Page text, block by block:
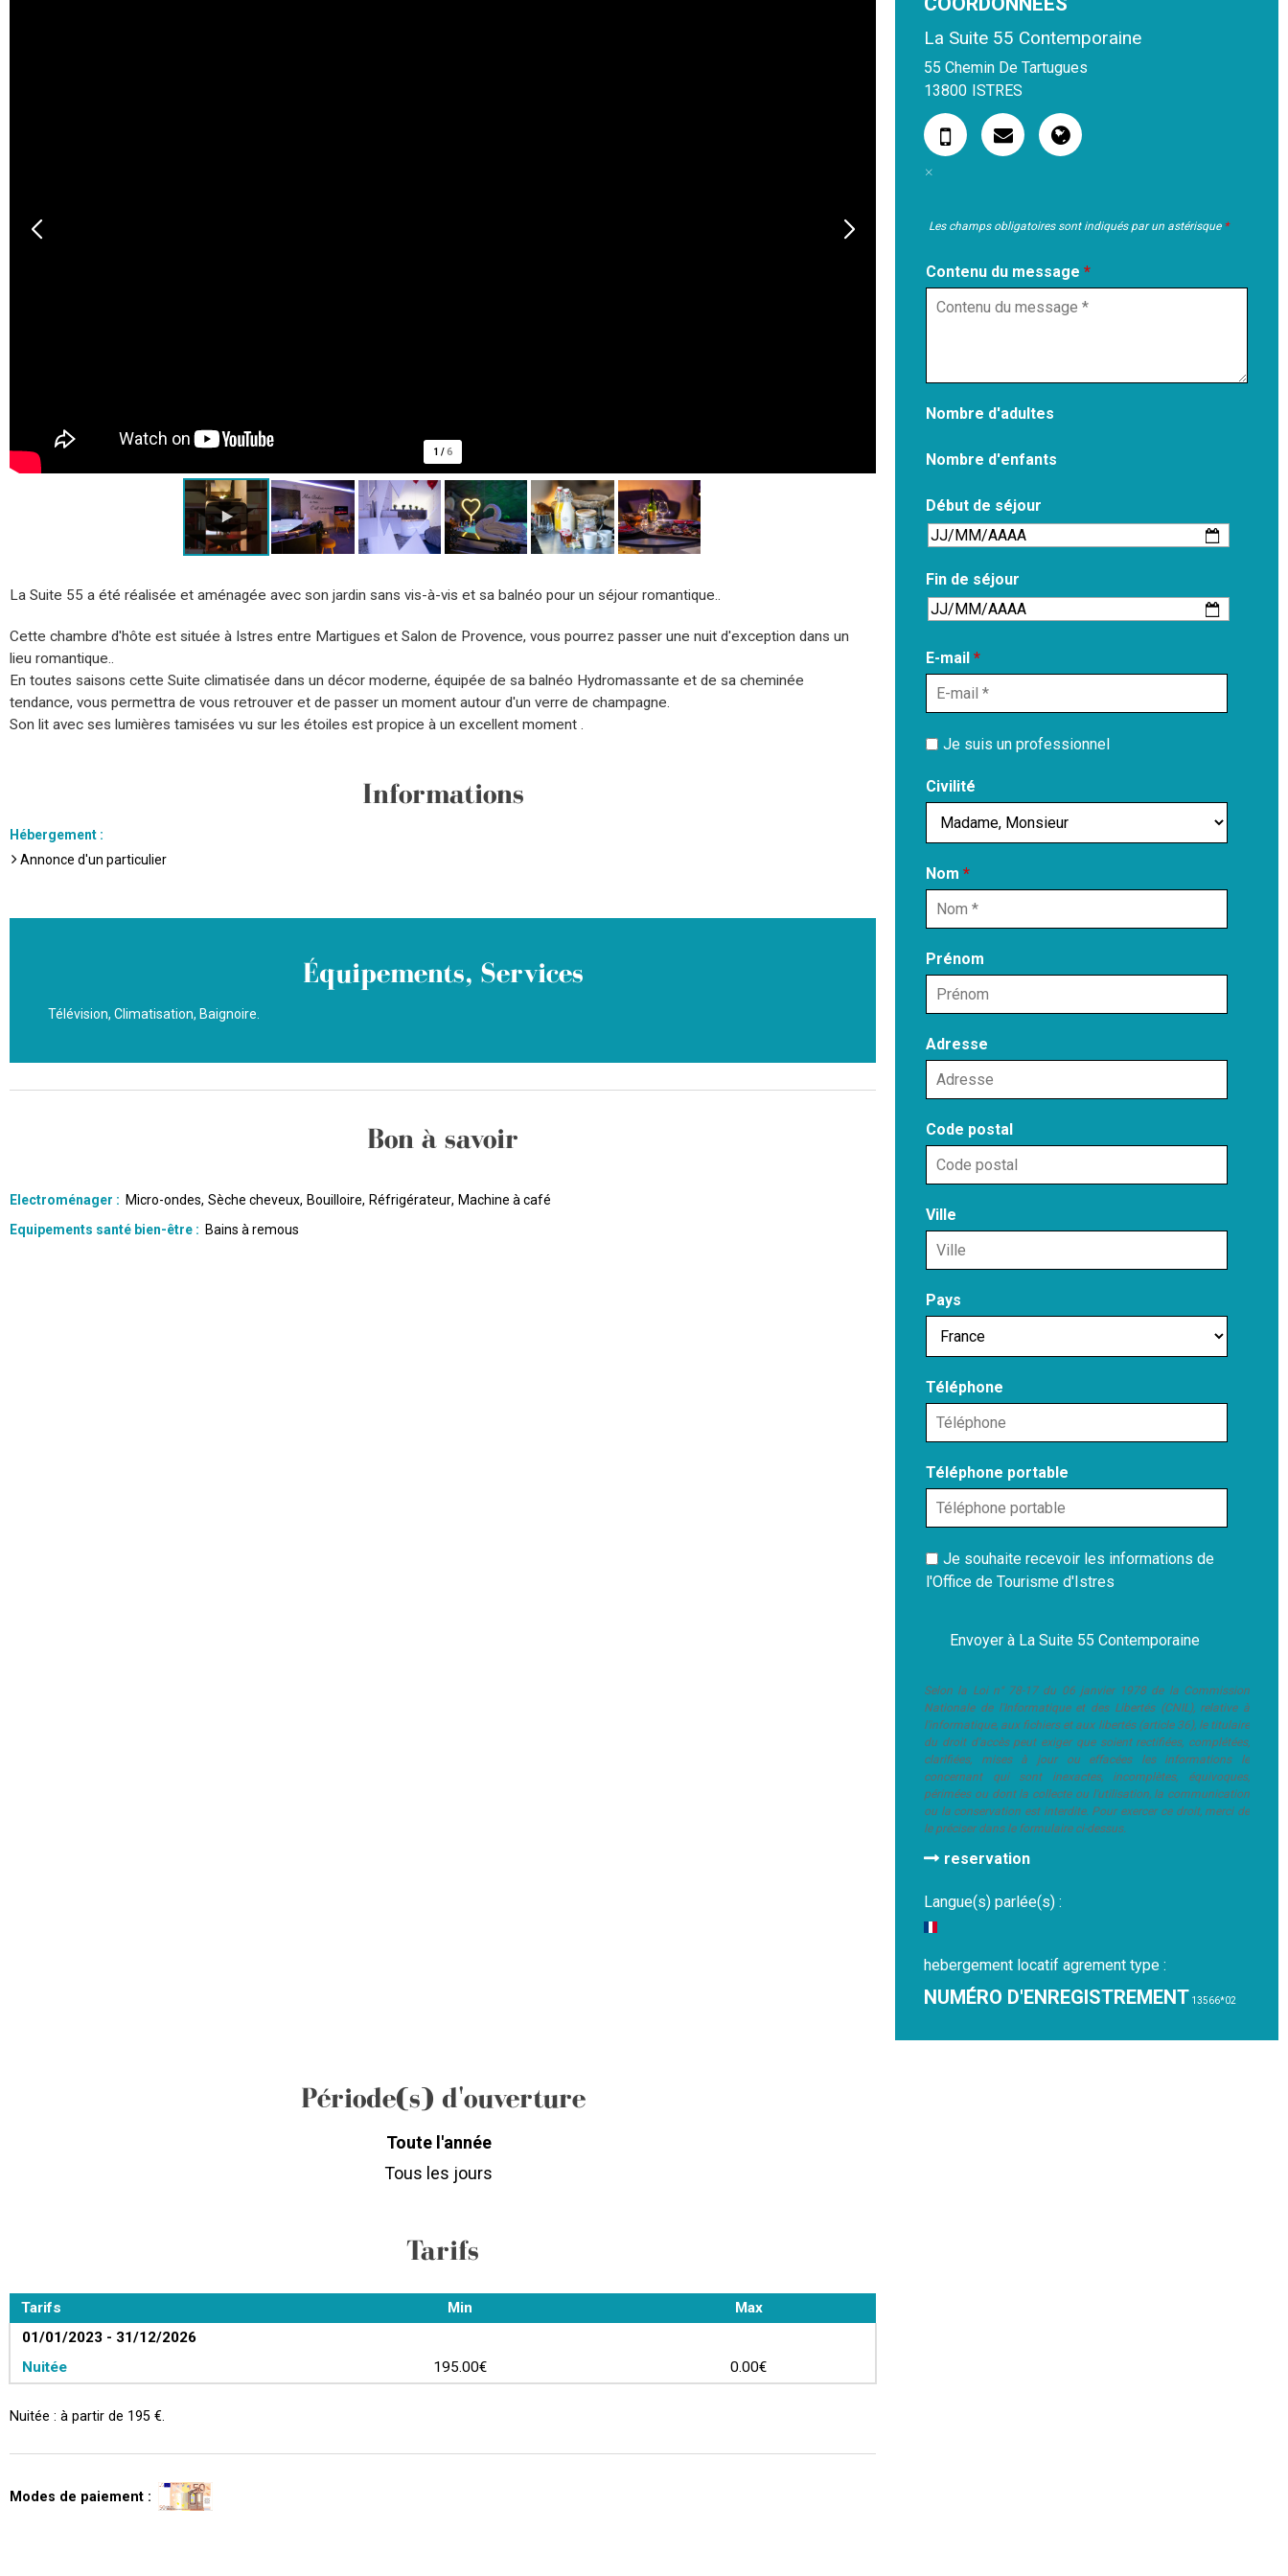
1 /6
La Suite 55 a été réalisée et aménagée avec son jardin sans vis-à-vis et sa balnéo pour un séjour romantique..
Cette chambre d'hôte est située à Istres entre Martigues et Salon de Provence, vous pourrez passer une nuit d'exception dans un
lieu romantique..
En toutes saisons cette Suite climatisée dans un décor moderne, équipée de sa balnéo Hydromassante et de sa cheminée
tendance, vous permettra de vous retrouver et de passer un moment autour d'un verre de champagne.
Son lit avec ses lumières tamisées vu sur les étoiles est propice à un excellent moment .
Informations
Hébergement :
Annonce d'un particulier
Équipements, Services
Télévision Climatisation Baignoire
Bon à savoir
Electroménager : Micro-ondes Sèche cheveux Bouilloire Réfrigérateur Machine à café
Equipements santé bien-être : Bains à remous
La Suite 55 Contemporaine
55 Chemin De Tartugues
13800 ISTRES
Les champs obligatoires sont indiqués par un astérisque *
Contenu du message *
Nombre d'adultes
Nombre d'enfants
Début de séjour
Fin de séjour
E-mail *
Je suis un professionnel
Civilité
Nom *
Prénom
Adresse
Code postal
Ville
Pays
Téléphone
Téléphone portable
Je souhaite recevoir les informations de
l'Office de Tourisme d'Istres
Selon la Loi n° 78-17 du 06 janvier 1978 de la Commission
Nationale de l'Informatique et des Libertés (CNIL), relative à
l'informatique, aux fichiers et aux libertés (article 36), le titulaire
du droit d'accès peut exiger que soient rectifiées, complétées,
clarifiées, mises à jour ou effacées les informations le
concernant qui sont inexactes, incomplètes, équivoques,
périmées ou dont la collecte ou l'utilisation, la communication
ou la conservation est interdite. Pour exercer ce droit, merci de
le préciser dans le formulaire ci-dessus.
reservation
Langue(s) parlée(s) :
hebergement locatif agrement type :
NUMÉRO D'ENREGISTREMENT 13566*02
Période(s) d'ouverture
Toute l'année
Tous les jours
Tarifs
Tarifs Min
Max
01/01/2023 - 31/12/2026
Nuitée
195.00€ 0.00€
Nuitée : à partir de 195 €.
Modes de paiement :